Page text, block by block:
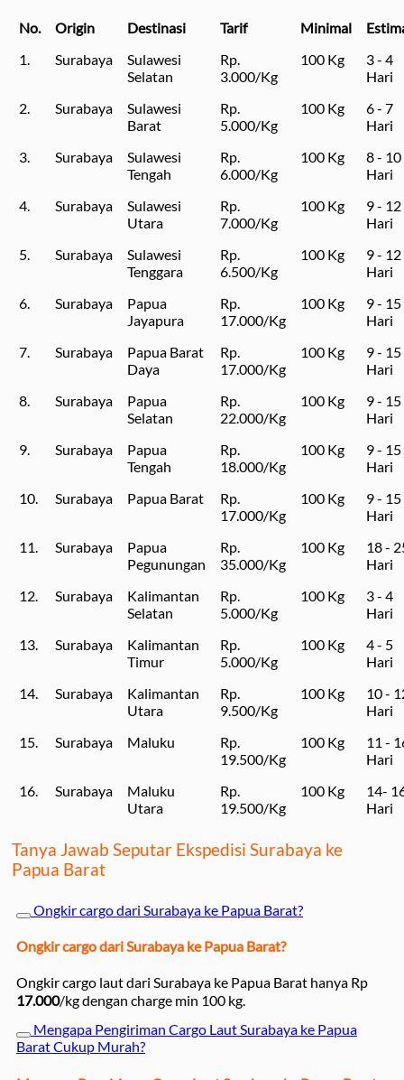
No. Origin Destinasi Tarif Minimal
1.
Surabaya
Sulawesi
Selatan
Rp.
3.000/Kg
100 Kg
3 - 4
Hari
2.
Surabaya
Sulawesi
Barat
Rp.
5.000/Kg
100 Kg
6 - 7
Hari
3.
Surabaya
Sulawesi
Tengah
Rp.
6.000/Kg
100 Kg
8 - 10
Hari
4.
Surabaya
Sulawesi
Utara
Rp.
7.000/Kg
100 Kg
9 - 12
Hari
5.
Surabaya
Sulawesi
Tenggara
Rp.
6.500/Kg
100 Kg
9 - 12
Hari
6.
Surabaya
Papua
Jayapura
Rp.
17.000/Kg
100 Kg
9 - 15
Hari
7.
Surabaya
Papua Barat
Daya
Rp.
17.000/Kg
100 Kg
9 - 15
Hari
8.
Surabaya
Papua
Selatan
Rp.
22.000/Kg
100 Kg
9 - 15
Hari
9.
Surabaya
Papua
Tengah
Rp.
18.000/Kg
100 Kg
9 - 15
Hari
10.
Surabaya Papua Barat
Rp.
17.000/Kg
100 Kg
9 - 15
Hari
11.
Surabaya
Papua
Pegunungan
Rp.
35.000/Kg
100 Kg
18 -
Hari
12.
Surabaya
Kalimantan
Selatan
Rp.
5.000/Kg
100 Kg
3 - 4
Hari
13.
Surabaya
Kalimantan
Timur
Rp.
5.000/Kg
100 Kg
4 - 5
Hari
14.
Surabaya
Kalimantan
Utara
Rp.
9.500/Kg
100 Kg
10 -
Hari
15.
Surabaya Maluku
Rp.
19.500/Kg
100 Kg
11 -
Hari
16.
Surabaya
Maluku
Utara
Rp.
19.500/Kg
100 Kg
14-
Hari
Tanya Jawab Seputar Ekspedisi Surabaya ke
Papua Barat
Ongkir cargo dari Surabaya ke Papua Barat?
Ongkir cargo dari Surabaya ke Papua Barat?
Ongkir cargo laut dari Surabaya ke Papua Barat hanya Rp
17.000/kg dengan charge min 100 kg.
Mengapa Pengiriman Cargo Laut Surabaya ke Papua
Barat Cukup Murah?